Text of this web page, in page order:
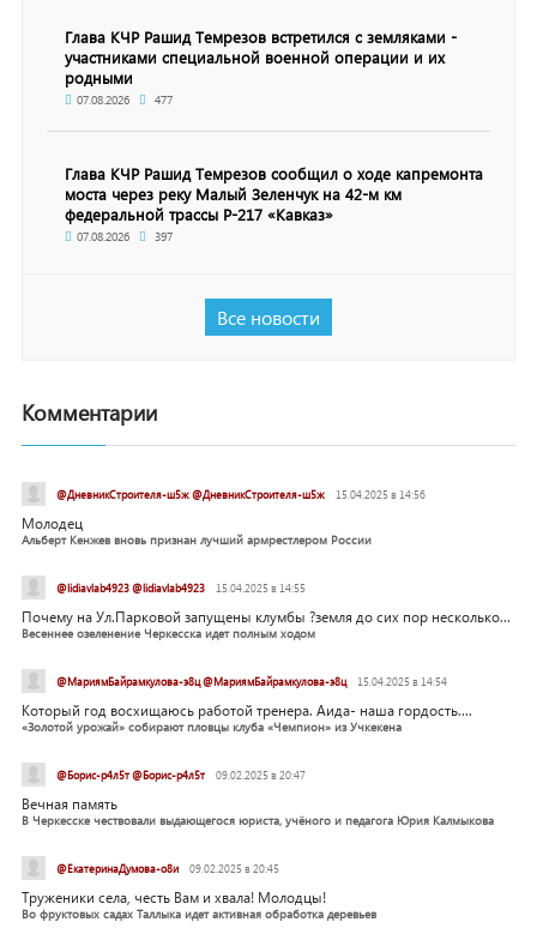
Глава КЧР Рашид Темрезов встретился с земляками -
участниками специальной военной операции и их
родными
07.08.2026 477
Глава КЧР Рашид Темрезов сообщил о ходе капремонта
моста через реку Малый Зеленчук на 42-м км
федеральной трассы Р-217 «Кавказ»
07.08.2026 397
Все новости
Комментарии
@ДневникСтроителя-ш5ж @ДневникСтроителя-ш5ж 15.04.2025 в 14:56
Молодец
Альберт Кенжев вновь признан лучший армрестлером России
@lidiavlab4923 @lidiavlab4923 15.04.2025 в 14:55
Почему на Ул.Парковой запущены клумбы ?земля до сих пор несколько...
Весеннее озеленение Черкесска идет полным ходом
@МариямБайрамкулова-э8ц @МариямБайрамкулова-э8ц 15.04.2025 в 14:54
Который год восхищаюсь работой тренера. Аида- наша гордость....
«Золотой урожай» собирают пловцы клуба «Чемпион» из Учкекена
@Борис-р4л5т @Борис-р4л5т 09.02.2025 в 20:47
Вечная память
В Черкесске чествовали выдающегося юриста, учёного и педагога Юрия Калмыкова
@ЕкатеринаДумова-о8и 09.02.2025 в 20:45
Труженики села, честь Вам и хвала! Молодцы!
Во фруктовых садах Таллыка идет активная обработка деревьев